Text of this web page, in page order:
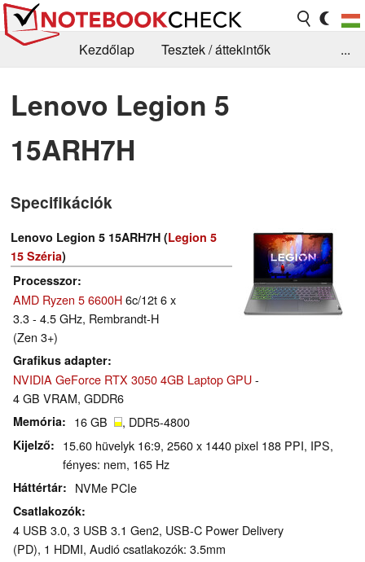
Kezdőlap
Tesztek / áttekintők
Könyvtár
Kapcsolat
...
Lenovo Legion 5
15ARH7H
Specifikációk
Lenovo Legion 5 15ARH7H (Legion 5
15 Széria)
Processzor
AMD Ryzen 5 6600H6c/12t 6 x
3.3 - 4.5 GHz, Rembrandt-H
(Zen 3+)
Grafikus adapter
NVIDIA GeForce RTX 3050 4GB Laptop GPU-
4 GB VRAM, GDDR6
Memória 16 GB , DDR5-4800
Kijelző
15.60 hüvelyk 16:9, 2560 x 1440 pixel 188 PPI, IPS,
fényes: nem, 165 Hz
Háttértár NVMe PCIe
Csatlakozók
4 USB 3.0, 3 USB 3.1 Gen2, USB-C Power Delivery
(PD), 1 HDMI, Audió csatlakozók: 3.5mm